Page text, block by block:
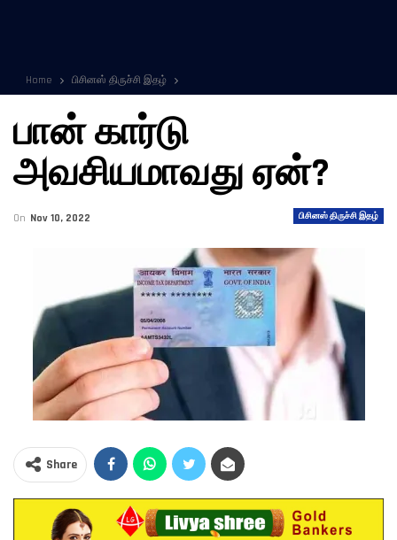
Home பிசினஸ் திருச்சி இதழ்
பான் கார்டு
அவசியமாவது ஏன்?
பிசினஸ் திருச்சி இதழ்
On Nov 10, 2022
Share